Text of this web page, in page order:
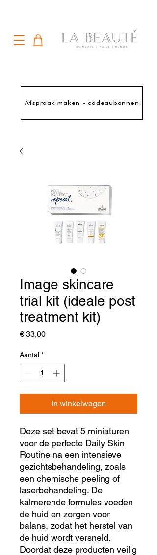
Afspraak maken - cadeaubonnen
Image skincare
trial kit (ideale post
treatment kit)
€ 33,00Prijs
Aantal *
In winkelwagen
Deze set bevat 5 miniaturen
voor de perfecte Daily Skin
Routine na een intensieve
gezichtsbehandeling, zoals
een chemische peeling of
laserbehandeling. De
kalmerende formules voeden
de huid en zorgen voor
balans, zodat het herstel van
de huid wordt versneld.
Doordat deze producten veilig